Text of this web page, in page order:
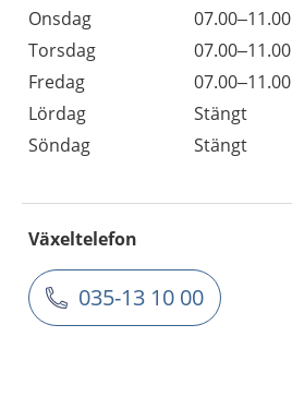
Onsdag
07.00–11.00
Torsdag
07.00–11.00
Fredag
07.00–11.00
Lördag
Stängt
Söndag
Stängt
Växeltelefon
035-13 10 00